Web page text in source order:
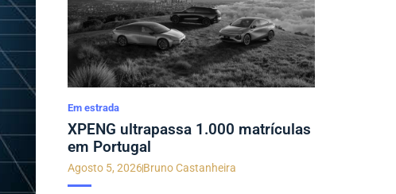
Em estrada
XPENG ultrapassa 1.000 matrículas
em Portugal
Agosto 5, 2026Bruno Castanheira